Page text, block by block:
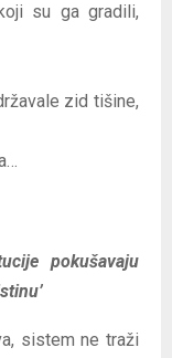
su ga gradili,
zid tišine,
pokušavaju
sistem ne traži